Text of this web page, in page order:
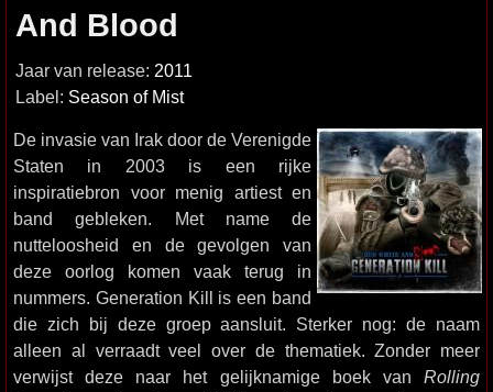
And Blood
Jaar van release: 2011
Label: Season of Mist
De invasie van Irak door de Verenigde
Staten in 2003 is een rijke
inspiratiebron voor menig artiest en
band gebleken. Met name de
nutteloosheid en de gevolgen van
deze oorlog komen vaak terug in
nummers. Generation Kill is een band
die zich bij deze groep aansluit. Sterker nog: de naam
alleen al verraadt veel over de thematiek. Zonder meer
verwijst deze naar het gelijknamige boek van Rolling